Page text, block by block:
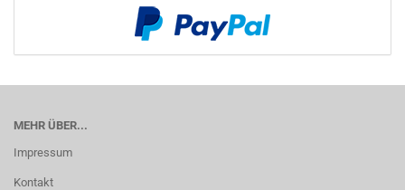
MEHR ÜBER...
Impressum
Kontakt